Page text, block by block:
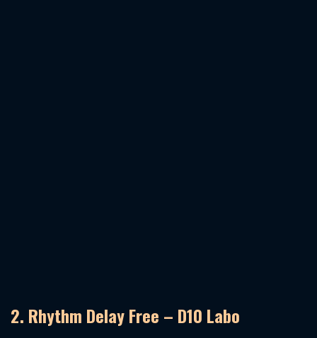
2. Rhythm Delay Free – D10 Labo